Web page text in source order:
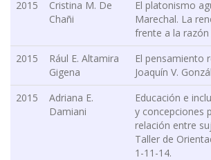
2015
Cristina M. De
Chañi
El platonismo
Marechal. La
frente a la
2015
Rául E. Altamira
Gigena
El pensamiento
Joaquín V.
2015
Adriana E.
Damiani
Educación e
y concepciones
relación entre
Taller de
1-11-14.